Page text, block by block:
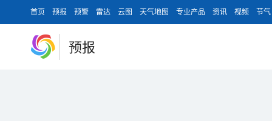
首页 预报 预警 雷达 云图 天气地图 专业产品 资讯 视频 节气
预报